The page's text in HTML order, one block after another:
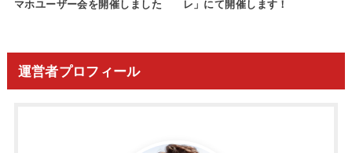
マホユーザー会を開催しました
レ」にて開催します！
運営者プロフィール